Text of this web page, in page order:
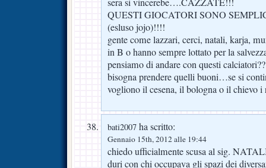
QUESTI GIOCATORI SONO
(esluso jojo)!!!!
gente come lazzari, cerci, natali, karja,
in B o hanno sempre lottato per la
pensiamo di andare con questi
bisogna prendere quelli buoni…se si
vogliono il cesena, il bologna o il chievo i
bati2007 ha scritto:
Gennaio 15th, 2012 alle 19:44
chiedo ufficialmente scusa al sig.
duri con chi occupava gli spazi dei